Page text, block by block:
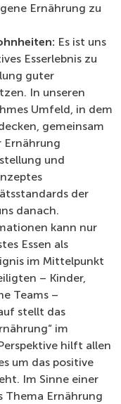
Ernährung zu
Es ist uns
Esserlebnis zu
guter
In unseren
Umfeld, in dem
gemeinsam
Ernährung
und
der
danach.
kann nur
Essen als
im Mittelpunkt
– Kinder,
Teams –
stellt das
im
hilft allen
um das positive
Im Sinne einer
Thema Ernährung